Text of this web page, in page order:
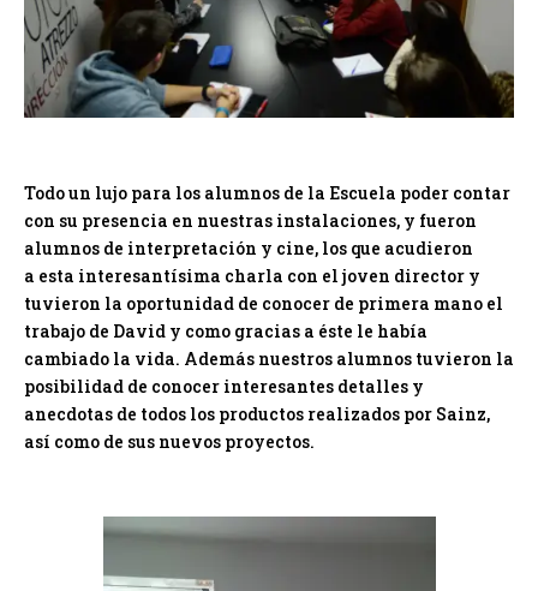
Todo un lujo para los alumnos de la Escuela poder contar
con su presencia en nuestras instalaciones, y fueron
alumnos de interpretación y cine, los que acudieron
a esta interesantísima charla con el joven director y
tuvieron la oportunidad de conocer de primera mano el
trabajo de David y como gracias a éste le había
cambiado la vida. Además nuestros alumnos tuvieron la
posibilidad de conocer interesantes detalles y
anecdotas de todos los productos realizados por Sainz,
así como de sus nuevos proyectos.